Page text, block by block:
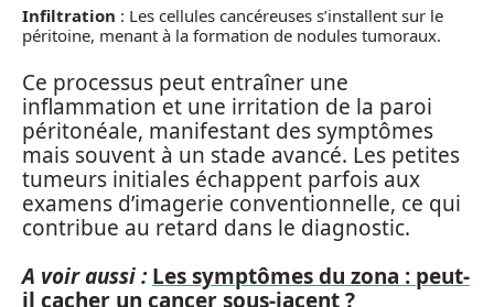
Infiltration : Les cellules cancéreuses s’installent sur le
péritoine, menant à la formation de nodules tumoraux.
Ce processus peut entraîner une
inflammation et une irritation de la paroi
péritonéale, manifestant des symptômes
mais souvent à un stade avancé. Les petites
tumeurs initiales échappent parfois aux
examens d’imagerie conventionnelle, ce qui
contribue au retard dans le diagnostic.
A voir aussi : Les symptômes du zona : peut-
il cacher un cancer sous-jacent ?